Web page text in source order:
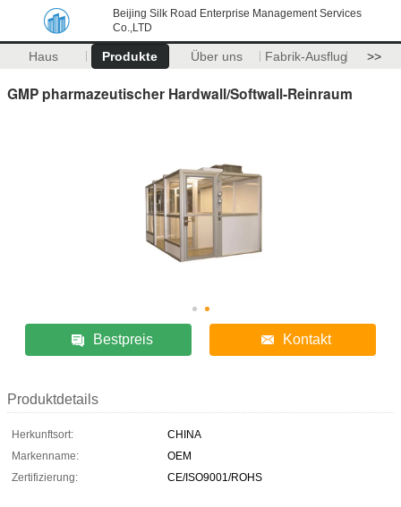
Beijing Silk Road Enterprise Management Services
Co.,LTD
Haus Produkte Über uns Fabrik-Ausflug >>
GMP pharmazeutischer Hardwall/Softwall-Reinraum
Bestpreis Kontakt
Produktdetails
Herkunftsort:
CHINA
Markenname:
OEM
Zertifizierung:
CE/ISO9001/ROHS